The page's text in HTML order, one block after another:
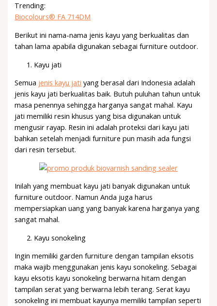
Trending:
Biocolours® FA 714DM
Berikut ini nama-nama jenis kayu yang berkualitas dan
tahan lama apabila digunakan sebagai furniture outdoor.
Kayu jati
Semua jenis kayu jati yang berasal dari Indonesia adalah
jenis kayu jati berkualitas baik. Butuh puluhan tahun untuk
masa penennya sehingga harganya sangat mahal. Kayu
jati memiliki resin khusus yang bisa digunakan untuk
mengusir rayap. Resin ini adalah proteksi dari kayu jati
bahkan setelah menjadi furniture pun masih ada fungsi
dari resin tersebut.
Inilah yang membuat kayu jati banyak digunakan untuk
furniture outdoor. Namun Anda juga harus
mempersiapkan uang yang banyak karena harganya yang
sangat mahal.
Kayu sonokeling
Ingin memiliki garden furniture dengan tampilan eksotis
maka wajib menggunakan jenis kayu sonokeling. Sebagai
kayu eksotis kayu sonokeling berwarna hitam dengan
tampilan serat yang berwarna lebih terang. Serat kayu
sonokeling ini membuat kayunya memiliki tampilan seperti